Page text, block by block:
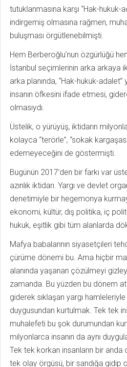
tutuklanmasına karşı “Hak-hukuk-
indirgemiş olmasına rağmen,
buluşması örgütlenebilmişti.
Hem Berberoğlu’nun özgürlüğü
İstanbul seçimlerinin arka arkaya
arka planında, “Hak-hukuk-
insanın öfkesini ifade etmesi,
olmasıydı.
Üstelik, o yürüyüş, iktidarın
kolayca “terörle”, “sokak
edemeyeceğini de göstermişti.
Bugünün 2017’den bir farkı var
azınlık iktidarı. Yargı ve devlet
denetimiyle bir hegemonya
ekonomi, kültür, dış politika, iç
hukuk, eşitlik gibi tüm alanlarda
Mafya babalarının siyasetçileri
çürüme dönemi bu. Ama hiçbir
alanında yaşanan çözülmeyi
zamanda. Bu yüzden bu dönem
giderek sıklaşan yargı
duygusundan kurtulmak. Tek tek
muhalefeti bu şok durumundan
milyonlarca insanın da aynı
Tek tek korkan insanların bir
tek olay örgüsü, bir sandığa gidip